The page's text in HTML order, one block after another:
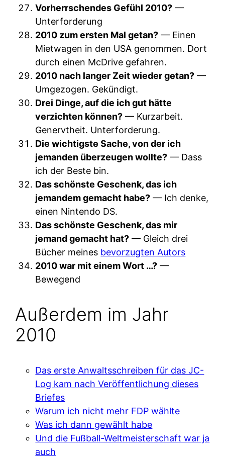
Vorherrschendes Gefühl 2010? —
Unterforderung
2010 zum ersten Mal getan? — Einen
Mietwagen in den USA genommen. Dort
durch einen McDrive gefahren.
2010 nach langer Zeit wieder getan? —
Umgezogen. Gekündigt.
Drei Dinge, auf die ich gut hätte
verzichten können? — Kurzarbeit.
Genervtheit. Unterforderung.
Die wichtigste Sache, von der ich
jemanden überzeugen wollte? — Dass
ich der Beste bin.
Das schönste Geschenk, das ich
jemandem gemacht habe? — Ich denke,
einen Nintendo DS.
Das schönste Geschenk, das mir
jemand gemacht hat? — Gleich drei
Bücher meines bevorzugten Autors
2010 war mit einem Wort …? —
Bewegend
Außerdem im Jahr
2010
Das erste Anwaltsschreiben für das JC-
Log kam nach Veröffentlichung dieses
Briefes
Warum ich nicht mehr FDP wählte
Was ich dann gewählt habe
Und die Fußball-Weltmeisterschaft war ja
auch